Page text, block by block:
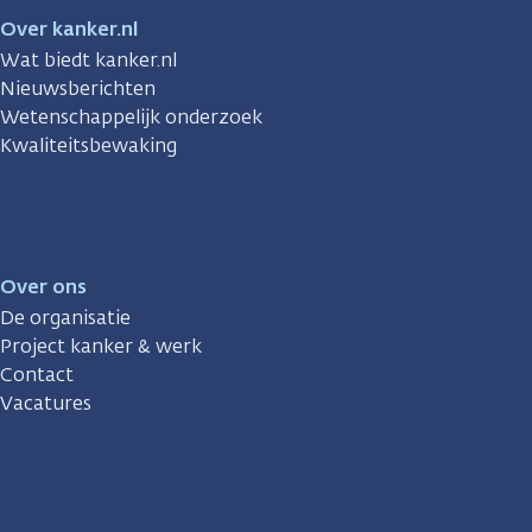
Over kanker.nl
Wat biedt kanker.nl
Nieuwsberichten
Wetenschappelijk onderzoek
Kwaliteitsbewaking
Over ons
De organisatie
Project kanker & werk
Contact
Vacatures